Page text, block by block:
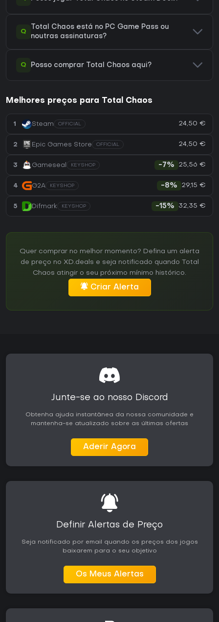
Q
Total Chaos está no PC Game Pass ou
noutras assinaturas?
Q Posso comprar Total Chaos aqui?
Melhores preços para Total Chaos
1 Steam OFFICIAL 24,50 €
2 Epic Games Store OFFICIAL 24,50 €
3 Gameseal KEYSHOP -7% 25,56 €
4 G2A KEYSHOP -8% 29,15 €
5 Difmark KEYSHOP -15% 32,35 €
Quer comprar no melhor momento? Defina um alerta
de preço no XD.deals e seja notificado quando Total
Chaos atingir o seu próximo mínimo histórico.
Criar Alerta
Junte-se ao nosso Discord
Obtenha ajuda instantânea da nossa comunidade e
mantenha-se atualizado sobre as últimas ofertas
Aderir Agora
Definir Alertas de Preço
Seja notificado por email quando os preços dos jogos
baixarem para o seu objetivo
Os Meus Alertas